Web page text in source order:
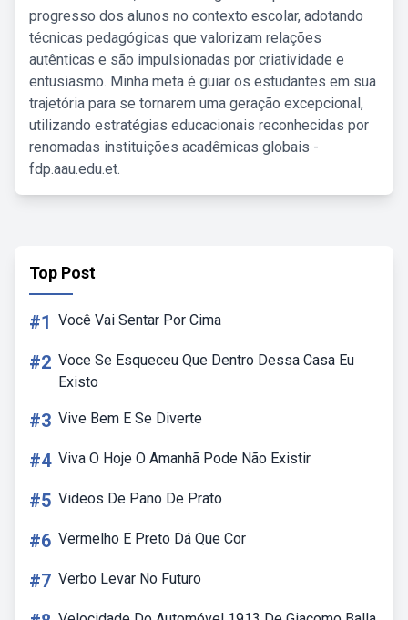
progresso dos alunos no contexto escolar, adotando
técnicas pedagógicas que valorizam relações
autênticas e são impulsionadas por criatividade e
entusiasmo. Minha meta é guiar os estudantes em sua
trajetória para se tornarem uma geração excepcional,
utilizando estratégias educacionais reconhecidas por
renomadas instituições acadêmicas globais -
fdp.aau.edu.et.
Top Post
#1 Você Vai Sentar Por Cima
#2 Voce Se Esqueceu Que Dentro Dessa Casa Eu
Existo
#3 Vive Bem E Se Diverte
#4 Viva O Hoje O Amanhã Pode Não Existir
#5 Videos De Pano De Prato
#6 Vermelho E Preto Dá Que Cor
#7 Verbo Levar No Futuro